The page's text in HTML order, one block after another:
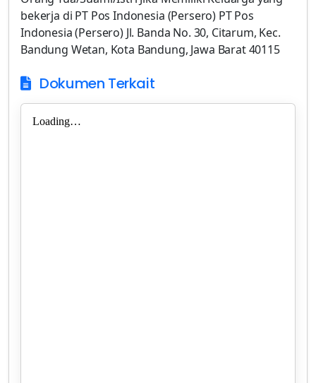
bekerja di PT Pos Indonesia (Persero) PT Pos
Indonesia (Persero) Jl. Banda No. 30, Citarum, Kec.
Bandung Wetan, Kota Bandung, Jawa Barat 40115
Dokumen Terkait